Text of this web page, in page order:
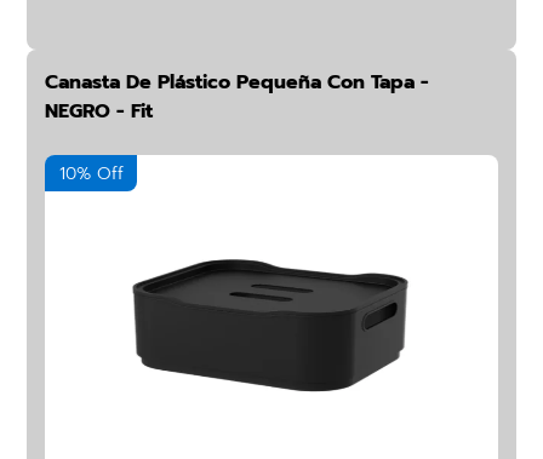
Canasta De Plástico Pequeña Con Tapa -
NEGRO - Fit
10% Off